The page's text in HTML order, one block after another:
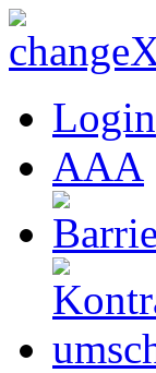
Login
AAA